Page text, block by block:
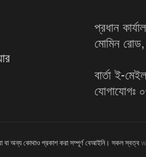
প্রধান
মোমিন রোড,
বার্তা ই-
যোগাযোগঃ
বা অন্য কোথাও প্রকাশ করা সম্পূর্ণ বেআইনি। সকল স্বত্ব